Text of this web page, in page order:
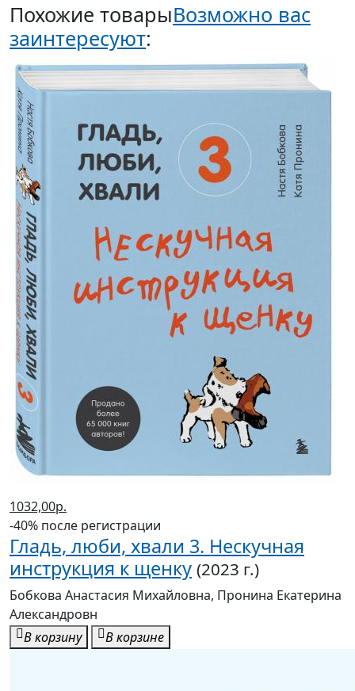
Похожие товарыВозможно вас
заинтересуют:
1032,00р.
-40% после регистрации
Гладь, люби, хвали 3. Нескучная
инструкция к щенку (2023 г.)
Бобкова Анастасия Михайловна, Пронина Екатерина
Александровн
В корзину
В корзине